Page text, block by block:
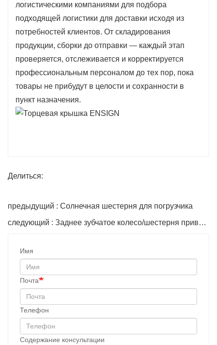
логистическими компаниями для подбора
подходящей логистики для доставки исходя из
потребностей клиентов. От складирования
продукции, сборки до отправки — каждый этап
проверяется, отслеживается и корректируется
профессиональным персоналом до тех пор, пока
товары не прибудут в целости и сохранности в
пункт назначения.
Делиться:
предыдущий : Солнечная шестерня для погрузчика
следующий : Заднее зубчатое колесо/шестерня привода погрузчика
Имя
Почта
Телефон
Содержание консультации